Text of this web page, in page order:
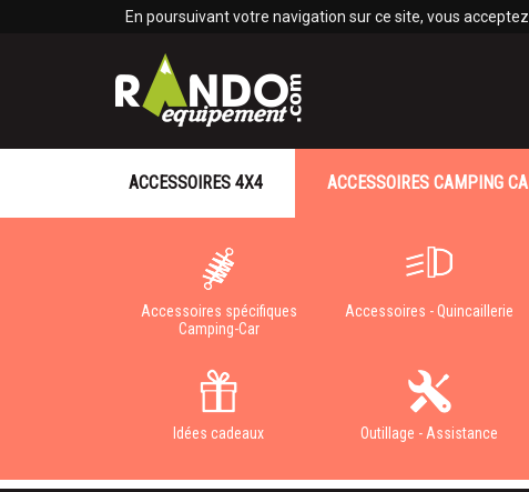
En poursuivant votre navigation sur ce site, vous
ACCESSOIRES 4X4 ACCESSOIRES CAMPING
Accessoires spécifiques
Camping-Car
Accessoires - Quincaillerie
Idées cadeaux Outillage - Assistance
Panneau de gestion des cookies